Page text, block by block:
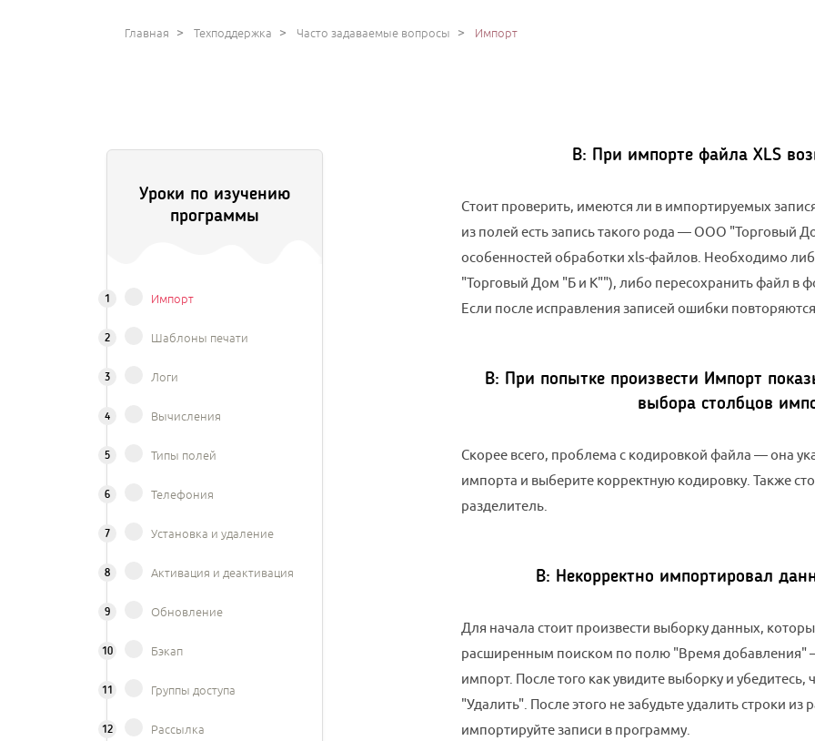
Главная > Техподдержка > Часто задаваемые вопросы > Импорт
Уроки по изучению
программы
1 Импорт
2 Шаблоны печати
3 Логи
4 Вычисления
5 Типы полей
6 Телефония
7 Установка и удаление
8 Активация и деактивация
9 Обновление
10 Бэкап
11 Группы доступа
12 Рассылка
В: При импорте файла XLS
Стоит проверить, имеются ли в импортируемых
из полей есть запись такого рода — ООО "Торговый
особенностей обработки xls-файлов. Необходимо
"Торговый Дом "Б и К""), либо пересохранить файл в
Если после исправления записей ошибки
В: При попытке произвести Импорт
выбора столбцов
Скорее всего, проблема с кодировкой файла — она
импорта и выберите корректную кодировку. Также
разделитель.
В: Некорректно импортировал
Для начала стоит произвести выборку данных,
расширенным поиском по полю "Время добавления"
импорт. После того как увидите выборку и
"Удалить". После этого не забудьте удалить строки
импортируйте записи в программу.